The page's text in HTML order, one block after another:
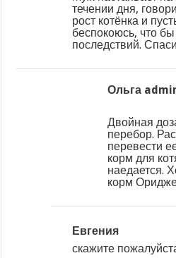
течении дня,
рост котёнка и
беспокоюсь, что
последствий.
Ольга
Двойная
перебор.
перевести
корм для
наедается.
корм
Евгения
скажите